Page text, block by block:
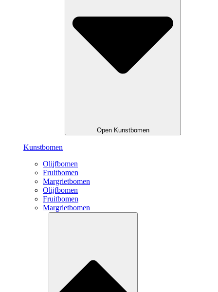
Open Kunstbomen
Kunstbomen
Olijfbomen
Fruitbomen
Margrietbomen
Olijfbomen
Fruitbomen
Margrietbomen